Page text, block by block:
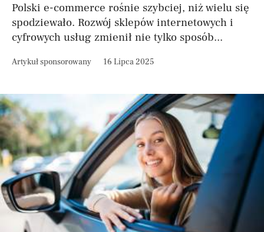
Polski e-commerce rośnie szybciej, niż wielu się
spodziewało. Rozwój sklepów internetowych i
cyfrowych usług zmienił nie tylko sposób...
Artykuł sponsorowany 16 Lipca 2025